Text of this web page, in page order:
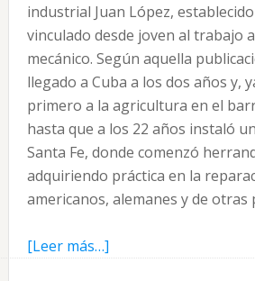
industrial Juan López,
vinculado desde joven al trabajo
mecánico. Según aquella
llegado a Cuba a los dos años y,
primero a la agricultura en el
hasta que a los 22 años instaló
Santa Fe, donde comenzó
adquiriendo práctica en la
americanos, alemanes y de otras
[Leer más…]acerca